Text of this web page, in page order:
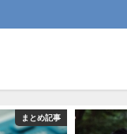
まとめ記事